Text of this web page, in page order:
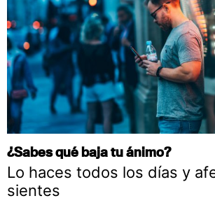
¿Sabes qué baja tu ánimo?
Lo haces todos los días y
sientes